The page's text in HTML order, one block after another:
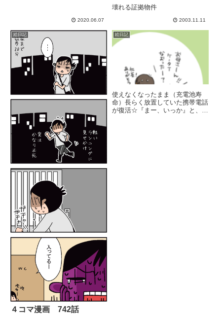
2020.06.07
壊れる証拠物件
2003.11.11
絵日記
４コマ漫画 742話
絵日記
使えなくなったまま（充電池寿
命）長らく放置していた携帯電話
が復活☆『まー、いっか』と、２